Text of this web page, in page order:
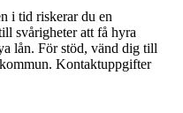
i tid riskerar du en
svårigheter att få hyra
lån. För stöd, vänd dig till
Kontaktuppgifter